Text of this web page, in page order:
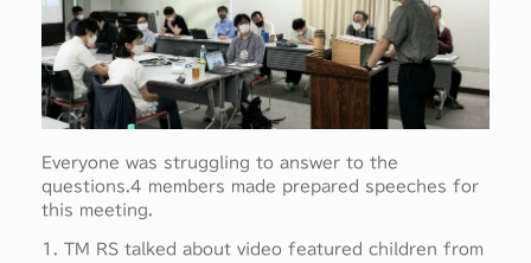
Everyone was struggling to answer to the
questions.4 members made prepared speeches for
this meeting.
1. TM RS talked about video featured children from